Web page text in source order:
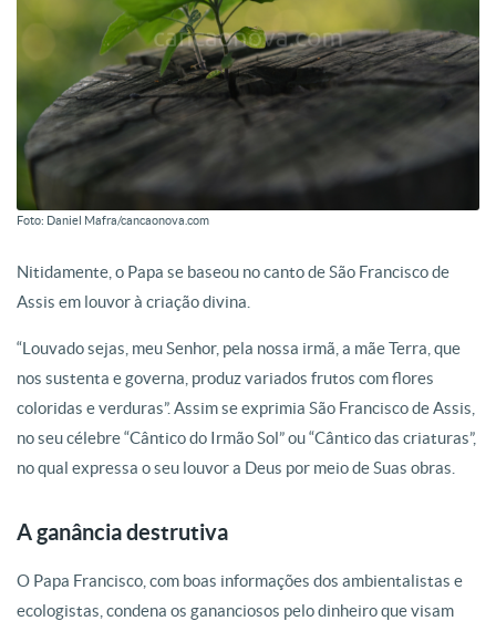
Foto: Daniel Mafra/cancaonova.com
Nitidamente, o Papa se baseou no canto de São Francisco de
Assis em louvor à criação divina.
“Louvado sejas, meu Senhor, pela nossa irmã, a mãe Terra, que
nos sustenta e governa, produz variados frutos com flores
coloridas e verduras”. Assim se exprimia São Francisco de Assis,
no seu célebre “Cântico do Irmão Sol” ou “Cântico das criaturas”,
no qual expressa o seu louvor a Deus por meio de Suas obras.
A ganância destrutiva
O Papa Francisco, com boas informações dos ambientalistas e
ecologistas, condena os gananciosos pelo dinheiro que visam